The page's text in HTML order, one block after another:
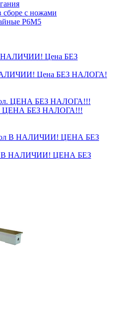
сборе с ножами
Р6М5
Цена БЕЗ НАЛОГА!
ЦЕНА БЕЗ НАЛОГА!!!
В НАЛИЧИИ! ЦЕНА БЕЗ